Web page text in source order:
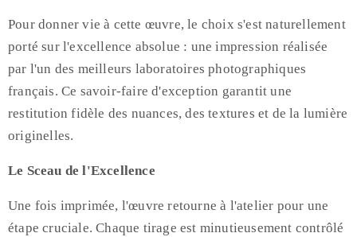
Pour donner vie à cette œuvre, le choix s'est naturellement
porté sur l'excellence absolue : une impression réalisée
par l'un des meilleurs laboratoires photographiques
français. Ce savoir-faire d'exception garantit une
restitution fidèle des nuances, des textures et de la lumière
originelles.
Le Sceau de l'Excellence
Une fois imprimée, l'œuvre retourne à l'atelier pour une
étape cruciale. Chaque tirage est minutieusement contrôlé